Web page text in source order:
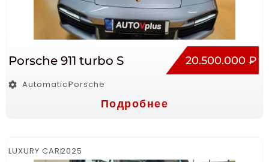
Porsche 911 turbo S 20.500.000 ₽
AutomaticPorsche
Подробнее
LUXURY CAR2025